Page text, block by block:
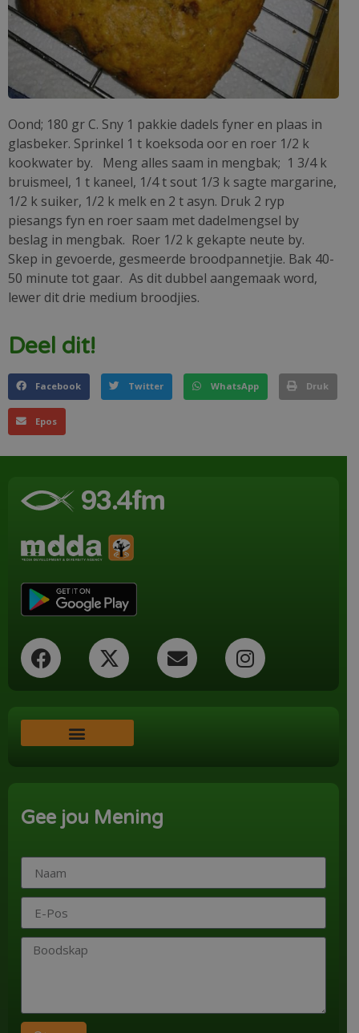
Oond; 180 gr C. Sny 1 pakkie dadels fyner en plaas in
glasbeker. Sprinkel 1 t koeksoda oor en roer 1/2 k
kookwater by. Meng alles saam in mengbak; 1 3/4 k
bruismeel, 1 t kaneel, 1/4 t sout 1/3 k sagte margarine,
1/2 k suiker, 1/2 k melk en 2 t asyn. Druk 2 ryp
piesangs fyn en roer saam met dadelmengsel by
beslag in mengbak. Roer 1/2 k gekapte neute by.
Skep in gevoerde, gesmeerde broodpannetjie. Bak 40-
50 minute tot gaar. As dit dubbel aangemaak word,
lewer dit drie medium broodjies.
Deel dit!
Facebook Twitter WhatsApp Druk
Epos
Gee jou Mening